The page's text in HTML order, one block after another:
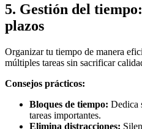
5. Gestión del
plazos
Organizar tu tiempo de manera
múltiples tareas sin sacrificar
Consejos prácticos:
Bloques de tiempo: Dedica
tareas importantes.
Elimina distracciones: